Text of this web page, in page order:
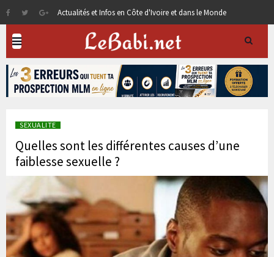
Actualités et Infos en Côte d'Ivoire et dans le Monde
SEXUALITE
Quelles sont les différentes causes d’une
faiblesse sexuelle ?